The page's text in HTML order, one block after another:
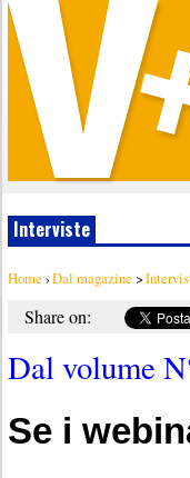
Interviste
Home ›Dal magazine >
Share on:
Dal volume
Se i